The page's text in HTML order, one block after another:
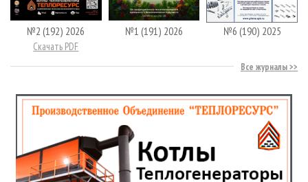
№2 (192) 2026
Скачать PDF
№1 (191) 2026 №6 (190) 2025
Все журналы